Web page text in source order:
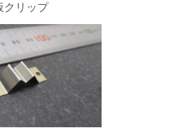
クリップ